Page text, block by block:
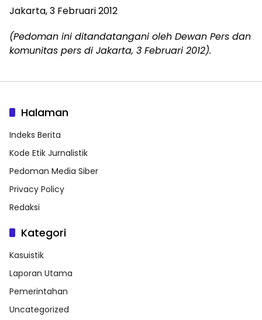
Jakarta, 3 Februari 2012
(Pedoman ini ditandatangani oleh Dewan Pers dan
komunitas pers di Jakarta, 3 Februari 2012).
Halaman
Indeks Berita
Kode Etik Jurnalistik
Pedoman Media Siber
Privacy Policy
Redaksi
Kategori
Kasuistik
Laporan Utama
Pemerintahan
Uncategorized